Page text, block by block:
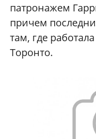
патронажем
причем
там, где
Торонто.